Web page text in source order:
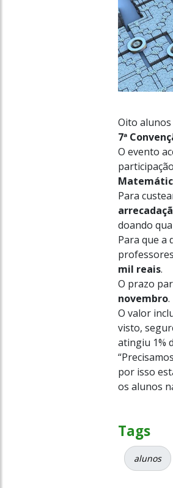
Oito
7ª
O evento
Para
doando
Para que a
mil reais.
O prazo
novembro.
O valor
visto,
atingiu 1%
por isso
os alunos
Tags
alunos